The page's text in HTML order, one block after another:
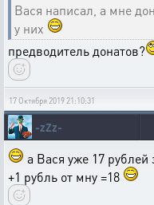
Вася написал, а мне
у них
предводитель донатов?
17 Октября 2019 21:10:31
-zZz-
а Вася уже 17 рублей
+1 рубль от мну =18